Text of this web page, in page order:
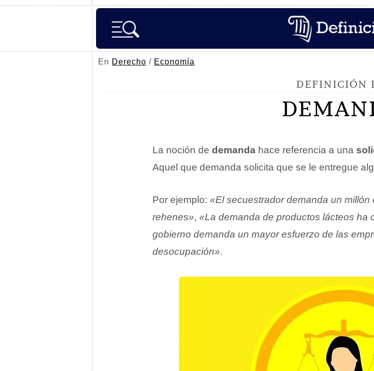
En Derecho / Economía
DEFINICIÓN
La noción de demanda hace referencia a una
Aquel que demanda solicita que se le entregue
Por ejemplo: «El secuestrador demanda un millón
rehenes», «La demanda de productos lácteos ha
gobierno demanda un mayor esfuerzo de las
desocupación».